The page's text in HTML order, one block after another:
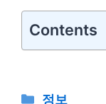
Contents
카
정보